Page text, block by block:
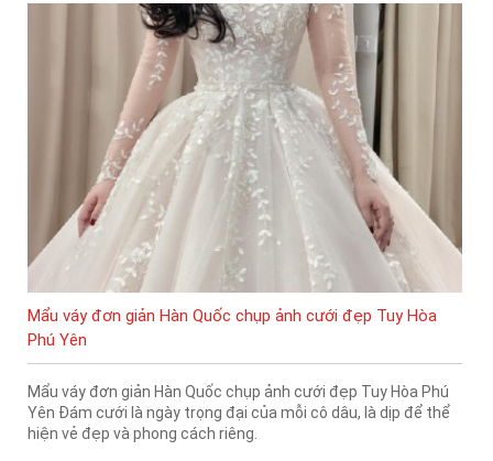
Mẩu váy đơn giản Hàn Quốc chụp ảnh cưới đẹp Tuy Hòa
Phú Yên
Mẩu váy đơn giản Hàn Quốc chụp ảnh cưới đẹp Tuy Hòa Phú
Yên Đám cưới là ngày trọng đại của mỗi cô dâu, là dịp để thể
hiện vẻ đẹp và phong cách riêng.